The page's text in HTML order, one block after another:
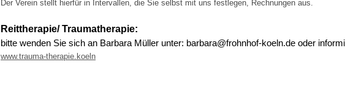
Der Verein stellt hierfür in Intervallen, die Sie selbst mit uns festlegen, Rechnungen aus.
Reittherapie/ Traumatherapie:
bitte wenden Sie sich an Barbara Müller unter: barbara@frohnhof-koeln.de oder
www.trauma-therapie.koeln